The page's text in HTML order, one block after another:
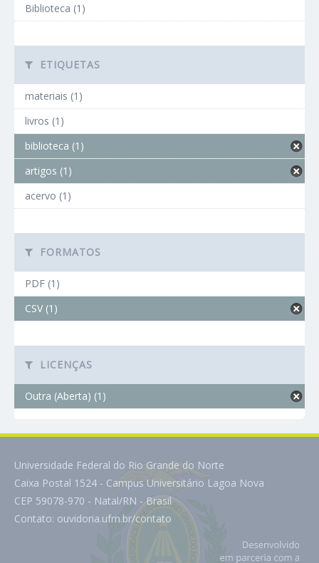
Biblioteca (1)
ETIQUETAS
materiais (1)
livros (1)
biblioteca (1)
artigos (1)
acervo (1)
FORMATOS
PDF (1)
CSV (1)
LICENÇAS
Outra (Aberta) (1)
Universidade Federal do Rio Grande do Norte
Caixa Postal 1524 - Campus Universitário Lagoa Nova
CEP 59078-970 - Natal/RN - Brasil
Contato: ouvidoria.ufrn.br/contato